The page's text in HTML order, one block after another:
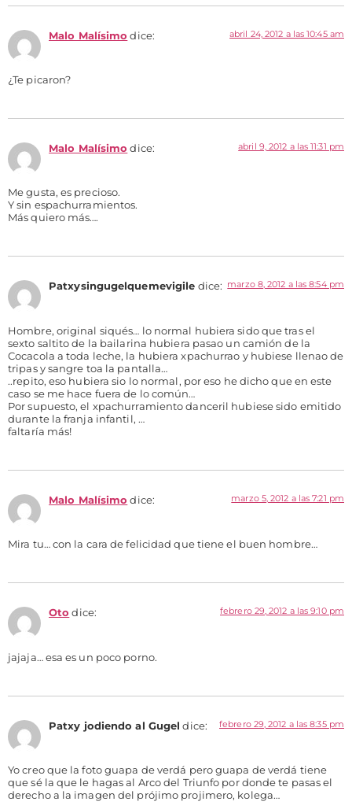
Malo Malísimo dice: abril 24, 2012 a las 10:45 am
¿Te picaron?
Malo Malísimo dice: abril 9, 2012 a las 11:31 pm
Me gusta, es precioso.
Y sin espachurramientos.
Más quiero más….
Patxysingugelquemevigile dice: marzo 8, 2012 a las 8:54 pm
Hombre, original siqués… lo normal hubiera sido que tras el
sexto saltito de la bailarina hubiera pasao un camión de la
Cocacola a toda leche, la hubiera xpachurrao y hubiese llenao de
tripas y sangre toa la pantalla…
..repito, eso hubiera sio lo normal, por eso he dicho que en este
caso se me hace fuera de lo común…
Por supuesto, el xpachurramiento danceril hubiese sido emitido
durante la franja infantil, …
faltaría más!
Malo Malísimo dice: marzo 5, 2012 a las 7:21 pm
Mira tu… con la cara de felicidad que tiene el buen hombre…
Oto dice: febrero 29, 2012 a las 9:10 pm
jajaja… esa es un poco porno.
Patxy jodiendo al Gugel dice: febrero 29, 2012 a las 8:35 pm
Yo creo que la foto guapa de verdá pero guapa de verdá tiene
que sé la que le hagas al Arco del Triunfo por donde te pasas el
derecho a la imagen del prójimo projimero, kolega…